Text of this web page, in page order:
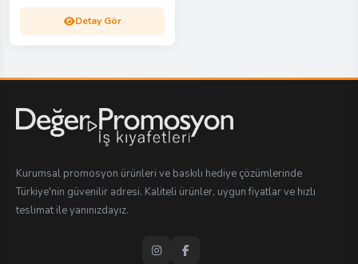
Detay Gör
Kurumsal promosyon ürünleri ve baskılı hediye çözümlerinde
Türkiye'nin güvenilir adresi. Kaliteli ürünler, uygun fiyatlar ve hızlı
teslimat ile yanınızdayız.